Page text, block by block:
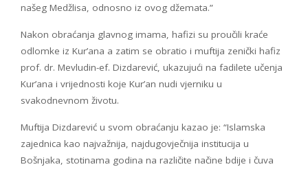
našeg Medžlisa, odnosno iz ovog džemata.”
Nakon obraćanja glavnog imama, hafizi su proučili kraće
odlomke iz Kur’ana a zatim se obratio i muftija zenički hafiz
prof. dr. Mevludin-ef. Dizdarević, ukazujući na fadilete učenja
Kur’ana i vrijednosti koje Kur’an nudi vjerniku u
svakodnevnom životu.
Muftija Dizdarević u svom obraćanju kazao je: “Islamska
zajednica kao najvažnija, najdugovječnija institucija u
Bošnjaka, stotinama godina na različite načine bdije i čuva